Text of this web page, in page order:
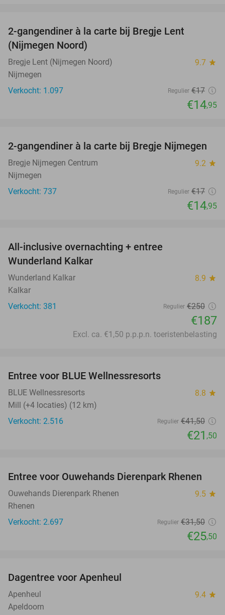
2-gangendiner à la carte bij Bregje Lent
(Nijmegen Noord)
Bregje Lent (Nijmegen Noord) 9.7 star
Nijmegen
Verkocht: 1.097
Regulier €17
€14,95
12%
2-gangendiner à la carte bij Bregje Nijmegen
Bregje Nijmegen Centrum 9.2 star
Nijmegen
Verkocht: 737
Regulier €17
€14,95
All-inclusive overnachting + entree
Wunderland Kalkar
Wunderland Kalkar 8.9 star
Kalkar
Verkocht: 381
Regulier €250
€187
Excl. ca. €1,50 p.p.p.n. toeristenbelasting
Entree voor BLUE Wellnessresorts
BLUE Wellnessresorts 8.8 star
Mill (+4 locaties) (12 km)
Verkocht: 2.516
Regulier €41,50
€21 ,50
19%
Entree voor Ouwehands Dierenpark Rhenen
Ouwehands Dierenpark Rhenen 9.5 star
Rhenen
Verkocht: 2.697
Regulier €31,50
€25,50
Dagentree voor Apenheul
Apenheul 9.4 star
Apeldoorn